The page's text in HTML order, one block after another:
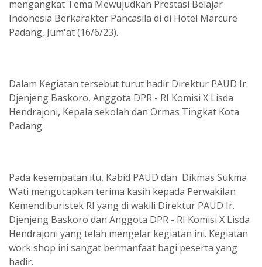
mengangkat Tema Mewujudkan Prestasi Belajar
Indonesia Berkarakter Pancasila di di Hotel Marcure
Padang, Jum'at (16/6/23).
Dalam Kegiatan tersebut turut hadir Direktur PAUD Ir.
Djenjeng Baskoro, Anggota DPR - RI Komisi X Lisda
Hendrajoni, Kepala sekolah dan Ormas Tingkat Kota
Padang.
Pada kesempatan itu, Kabid PAUD dan Dikmas Sukma
Wati mengucapkan terima kasih kepada Perwakilan
Kemendiburistek RI yang di wakili Direktur PAUD Ir.
Djenjeng Baskoro dan Anggota DPR - RI Komisi X Lisda
Hendrajoni yang telah mengelar kegiatan ini. Kegiatan
work shop ini sangat bermanfaat bagi peserta yang
hadir.